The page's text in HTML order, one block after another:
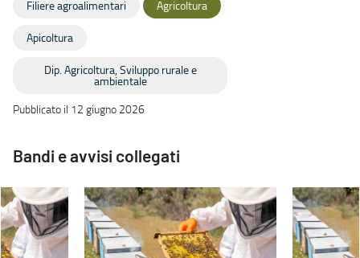
Filiere agroalimentari Agricoltura
Apicoltura
Dip. Agricoltura, Sviluppo rurale e
ambientale
Pubblicato il 12 giugno 2026
Bandi e avvisi collegati